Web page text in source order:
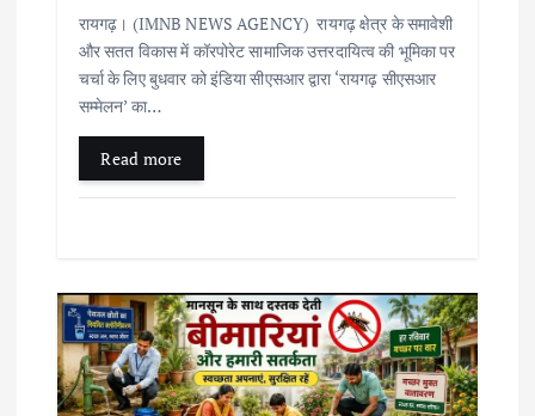
रायगढ़। (IMNB NEWS AGENCY) रायगढ़ क्षेत्र के समावेशी
और सतत विकास में कॉरपोरेट सामाजिक उत्तरदायित्व की भूमिका पर
चर्चा के लिए बुधवार को इंडिया सीएसआर द्वारा ‘रायगढ़ सीएसआर
सम्मेलन’ का…
Read more